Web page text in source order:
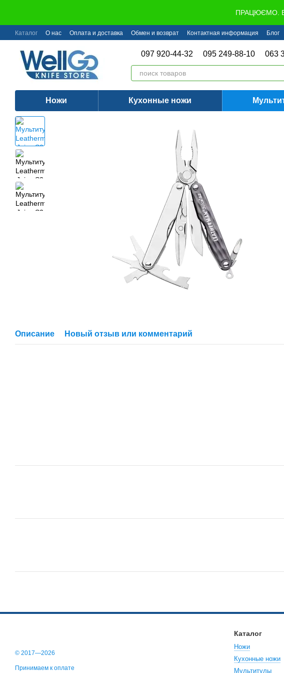
ПРАЦЮЄМО.
Каталог О нас Оплата и доставка Обмен и возврат Контактная информация Блог
097 920-44-32 095 249-88-10 063
Ножи Кухонные ножи
Описание Новый отзыв или комментарий
© 2017—2026
Принимаем к оплате
Каталог
Ножи
Кухонные ножи
Мультитулы